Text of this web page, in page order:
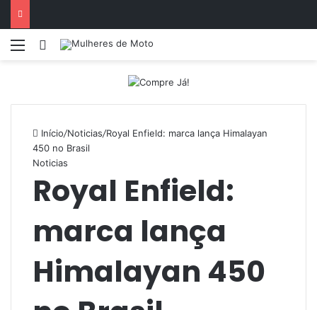
Menu Entrar
Início/Noticias/Royal Enfield: marca lança Himalayan
450 no Brasil
Noticias
Royal Enfield:
marca lança
Himalayan 450